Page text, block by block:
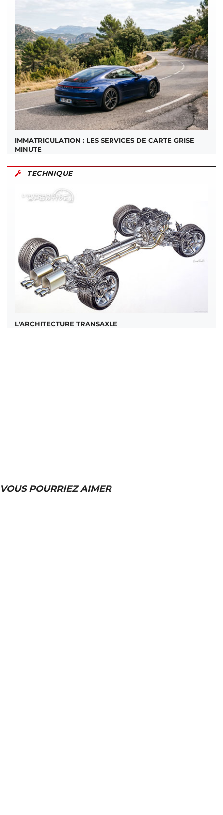
IMMATRICULATION : LES SERVICES DE CARTE GRISE
MINUTE
TECHNIQUE
L'ARCHITECTURE TRANSAXLE
VOUS POURRIEZ AIMER